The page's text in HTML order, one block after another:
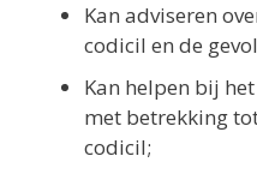
Kan adviseren
codicil en de
Kan helpen bij
met betrekking
codicil;